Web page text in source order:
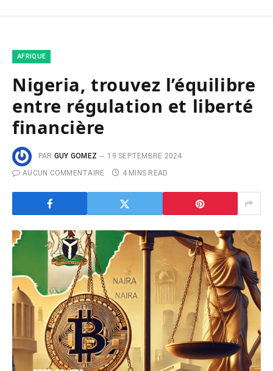
AFRIQUE
Nigeria, trouvez l’équilibre
entre régulation et liberté
financière
PAR GUY GOMEZ
19 SEPTEMBRE 2024
AUCUN COMMENTAIRE
4 MINS READ